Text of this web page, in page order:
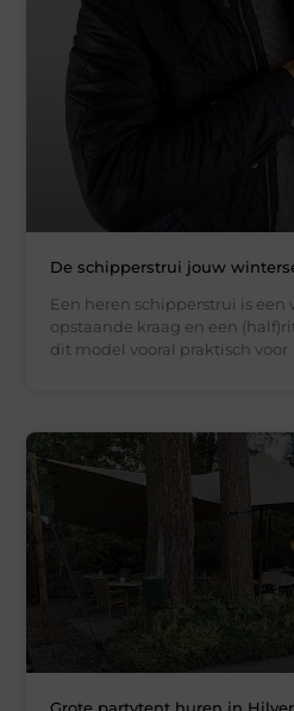
De schipperstrui jouw
Een heren schipperstrui is
opstaande kraag en een
dit model vooral praktisch voor
Grote partytent huren in